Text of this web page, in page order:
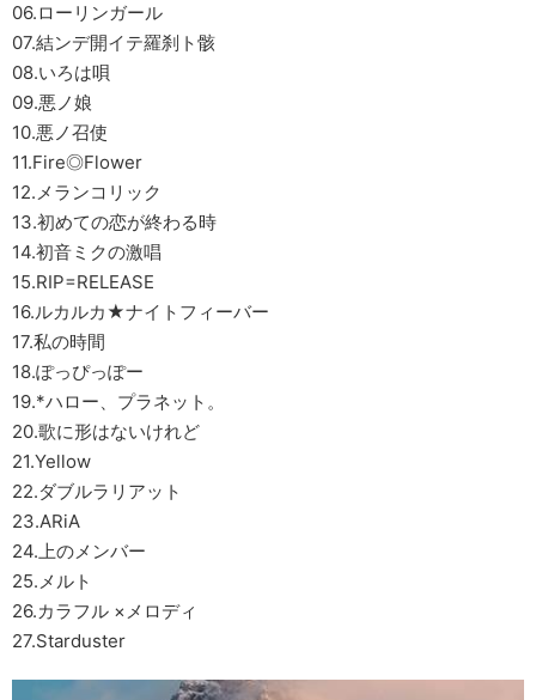
06.ローリンガール
07.結ンデ開イテ羅刹ト骸
08.いろは唄
09.悪ノ娘
10.悪ノ召使
11.Fire◎Flower
12.メランコリック
13.初めての恋が終わる時
14.初音ミクの激唱
15.RIP=RELEASE
16.ルカルカ★ナイトフィーバー
17.私の時間
18.ぽっぴっぽー
19.*ハロー、プラネット。
20.歌に形はないけれど
21.Yellow
22.ダブルラリアット
23.ARiA
24.上のメンバー
25.メルト
26.カラフル ×メロディ
27.Starduster